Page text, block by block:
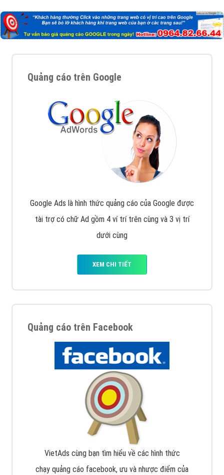
Quảng cáo trên Google
Google Ads là hình thức quảng cáo của Google được
tài trợ có chữ Ad gồm 4 ví trí trên cùng và 3 vị trí
dưới cùng
XEM CHI TIẾT
Quảng cáo trên Facebook
VietAds cùng bạn tìm hiểu về các hình thức
chạy quảng cáo facebook, ưu và nhược điểm của